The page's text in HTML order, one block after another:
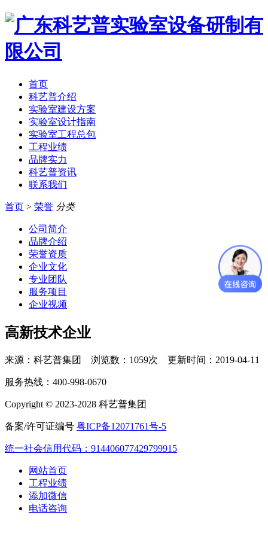
首页
科艺普介绍
实验室建设方案
实验室设计指南
实验室工程总包
工程业绩
品牌实力
科艺普资讯
联系我们
首页 > 荣誉 分类
公司简介
品牌介绍
荣誉资质
企业文化
专业团队
服务项目
企业视频
高新技术企业
来源：科艺普集团 浏览数：1059次 更新时间：2019-04-11
服务热线：400-998-0670
Copyright © 2023-2028 科艺普集团
备案/许可证编号 粤ICP备12071761号-5
统一社会信用代码：914406077429799915
网站首页
工程业绩
添加微信
电话咨询